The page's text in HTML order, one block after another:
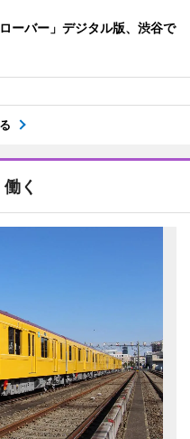
ーバー」デジタル版、渋谷で
く